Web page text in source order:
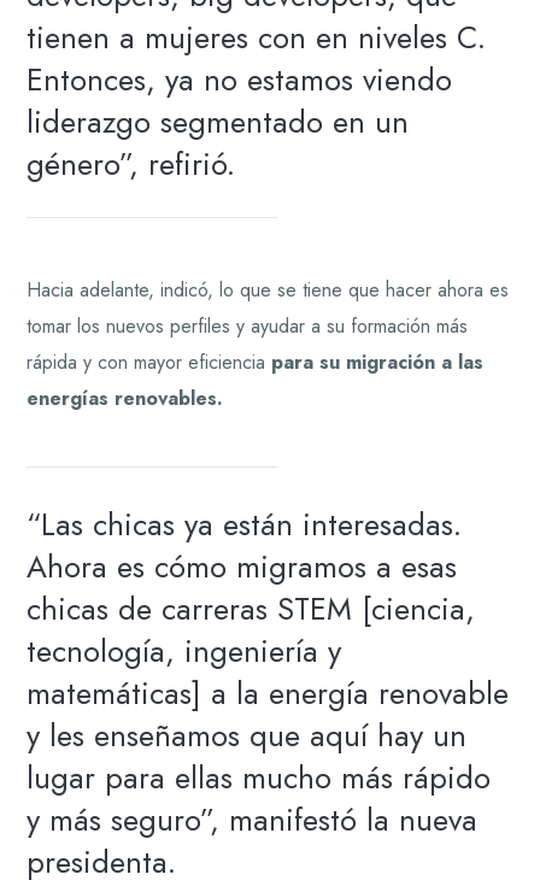
tienen a mujeres con en niveles C.
Entonces, ya no estamos viendo
liderazgo segmentado en un
género”, refirió.
Hacia adelante, indicó, lo que se tiene que hacer ahora es
tomar los nuevos perfiles y ayudar a su formación más
rápida y con mayor eficiencia para su migración a las
energías renovables.
“Las chicas ya están interesadas.
Ahora es cómo migramos a esas
chicas de carreras STEM [ciencia,
tecnología, ingeniería y
matemáticas] a la energía renovable
y les enseñamos que aquí hay un
lugar para ellas mucho más rápido
y más seguro”, manifestó la nueva
presidenta.